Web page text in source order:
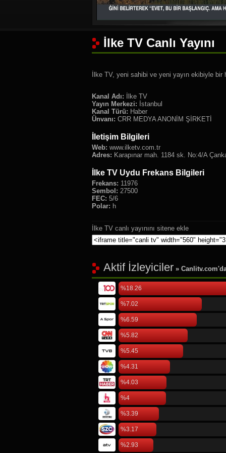
İlke TV Canlı Yayını
İlke TV, yeni sahibi ve yeni yayın ekibiyle bir
Kanal Adı: İlke TV
Yayın Merkezi: İstanbul
Kanal Türü: Haber
Ünvanı: CRR MEDYA ANONİM ŞİRKETİ
İletişim Bilgileri
Web: www.ilketv.com.tr
Adres: Karapınar mah. 1184 sk. No:4/A
İlke TV Uydu Frekans Bilgileri
Frekans: 11976
Sembol: 27500
FEC: 5/6
Polar: h
İlke TV canlı yayınını sitene ekle
Aktif İzleyiciler »
%18.26
%7.02
%6.59
%5.82
%5.45
%4.31
%4.03
%4
%3.39
%3.17
%2.93